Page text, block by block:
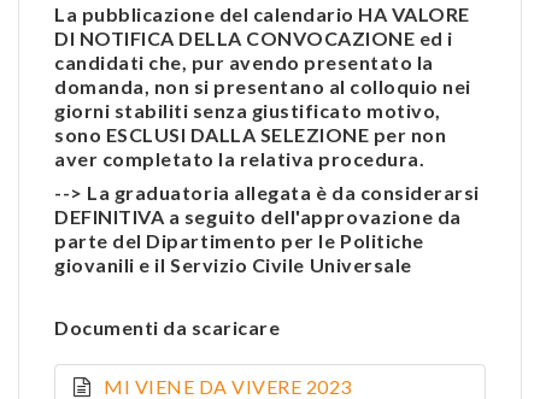
La pubblicazione del calendario HA VALORE
DI NOTIFICA DELLA CONVOCAZIONE ed i
candidati che, pur avendo presentato la
domanda, non si presentano al colloquio nei
giorni stabiliti senza giustificato motivo,
sono ESCLUSI DALLA SELEZIONE per non
aver completato la relativa procedura.
--> La graduatoria allegata è da considerarsi
DEFINITIVA a seguito dell'approvazione da
parte del Dipartimento per le Politiche
giovanili e il Servizio Civile Universale
Documenti da scaricare
MI VIENE DA VIVERE 2023